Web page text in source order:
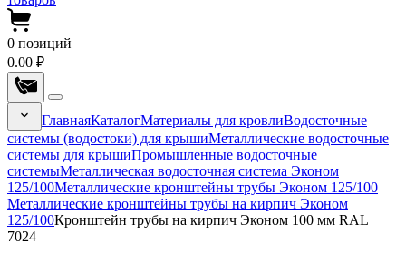
0 позиций
0.00 ₽
ГлавнаяКаталогМатериалы для кровлиВодосточные
системы (водостоки) для крышиМеталлические водосточные
системы для крышиПромышленные водосточные
системыМеталлическая водосточная система Эконом
125/100Металлические кронштейны трубы Эконом 125/100
Металлические кронштейны трубы на кирпич Эконом
125/100Кронштейн трубы на кирпич Эконом 100 мм RAL
7024